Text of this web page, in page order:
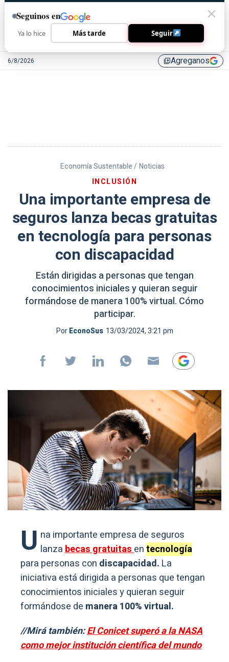
6/8/2026 library_addAgreganos
Economía Sustentable / Noticias
INCLUSIÓN
Una importante empresa de
seguros lanza becas gratuitas
en tecnología para personas
con discapacidad
Están dirigidas a personas que tengan
conocimientos iniciales y quieran seguir
formándose de manera 100% virtual. Cómo
participar.
PorEconoSus 13/03/2024, 3:21 pm
U na importante empresa de seguros
lanzabecas gratuitasentecnología
para personas con discapacidad. La
iniciativa está dirigida a personas que tengan
conocimientos iniciales y quieran seguir
formándose de manera 100% virtual.
//Mirá también:El Conicet superó a la NASA
como mejor institución científica del mundo
Seguinos en
Ya lo hice Más tarde Seguir